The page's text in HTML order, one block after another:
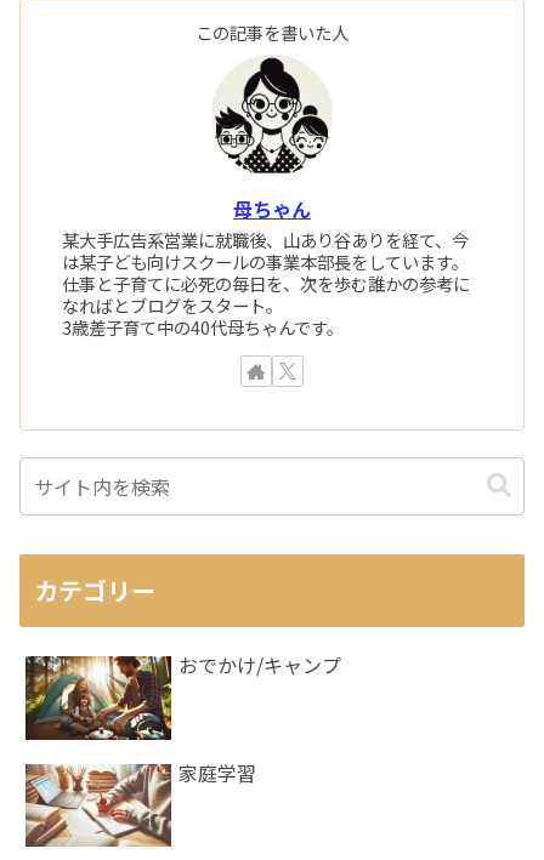
この記事を書いた人
母ちゃん
某大手広告系営業に就職後、山あり谷ありを経て、今
は某子ども向けスクールの事業本部長をしています。
仕事と子育てに必死の毎日を、次を歩む誰かの参考に
なればとブログをスタート。
3歳差子育て中の40代母ちゃんです。
カテゴリー
おでかけ/キャンプ
家庭学習